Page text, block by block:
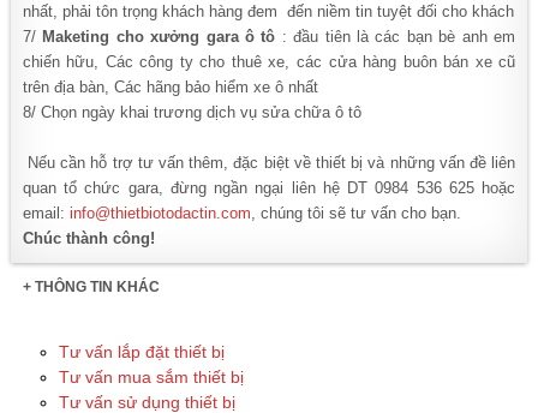
nhất, phải tôn trọng khách hàng đem đến niềm tin tuyệt đối cho khách
7/ Maketing cho xưởng gara ô tô : đầu tiên là các bạn bè anh em
chiến hữu, Các công ty cho thuê xe, các cửa hàng buôn bán xe cũ
trên địa bàn, Các hãng bảo hiểm xe ô nhất
8/ Chọn ngày khai trương dịch vụ sửa chữa ô tô
Nếu cần hỗ trợ tư vấn thêm, đặc biệt về thiết bị và những vấn đề liên
quan tổ chức gara, đừng ngần ngại liên hệ DT 0984 536 625 hoặc
email: info@thietbiotodactin.com , chúng tôi sẽ tư vấn cho bạn.
Chúc thành công!
+ THÔNG TIN KHÁC
Tư vấn lắp đặt thiết bị
Tư vấn mua sắm thiết bị
Tư vấn sử dụng thiết bị